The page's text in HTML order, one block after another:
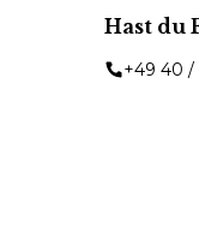
Hast du
+49 40